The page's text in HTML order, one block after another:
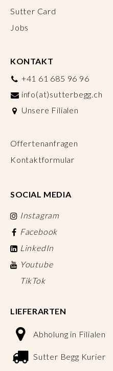
Sutter Card
Jobs
KONTAKT
+41 61 685 96 96
info(at)sutterbegg.ch
Unsere Filialen
Offertenanfragen
Kontaktformular
SOCIAL MEDIA
Instagram
Facebook
LinkedIn
Youtube
TikTok
LIEFERARTEN
Abholung in Filialen
Sutter Begg Kurier